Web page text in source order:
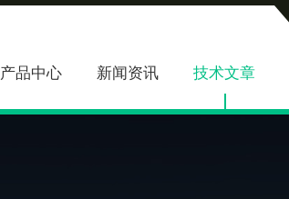
产品中心 新闻资讯 技术文章